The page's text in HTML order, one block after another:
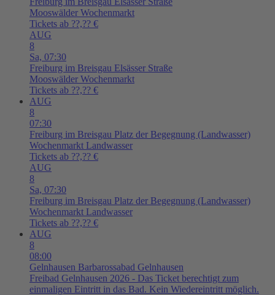
Mooswälder Wochenmarkt
Tickets ab ??,?? €
AUG
8
Sa, 07:30
Freiburg im Breisgau Elsässer Straße
Mooswälder Wochenmarkt
Tickets ab ??,?? €
AUG
8
07:30
Freiburg im Breisgau Platz der Begegnung (Landwasser)
Wochenmarkt Landwasser
Tickets ab ??,?? €
AUG
8
Sa, 07:30
Freiburg im Breisgau Platz der Begegnung (Landwasser)
Wochenmarkt Landwasser
Tickets ab ??,?? €
AUG
8
08:00
Gelnhausen Barbarossabad Gelnhausen
Freibad Gelnhausen 2026 - Das Ticket berechtigt zum
einmaligen Eintritt in das Bad. Kein Wiedereintritt möglich.